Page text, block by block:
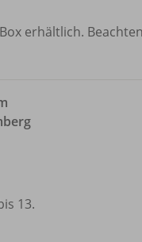
erhältlich.
13.